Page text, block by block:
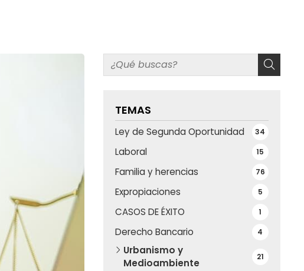
TEMAS
Ley de Segunda Oportunidad 34
Laboral 15
Familia y herencias 76
Expropiaciones 5
CASOS DE ÉXITO 1
Derecho Bancario 4
Urbanismo y
Medioambiente
21